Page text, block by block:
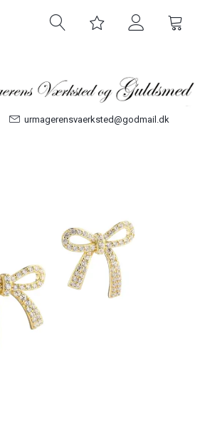
urmagerensvaerksted@godmail.dk